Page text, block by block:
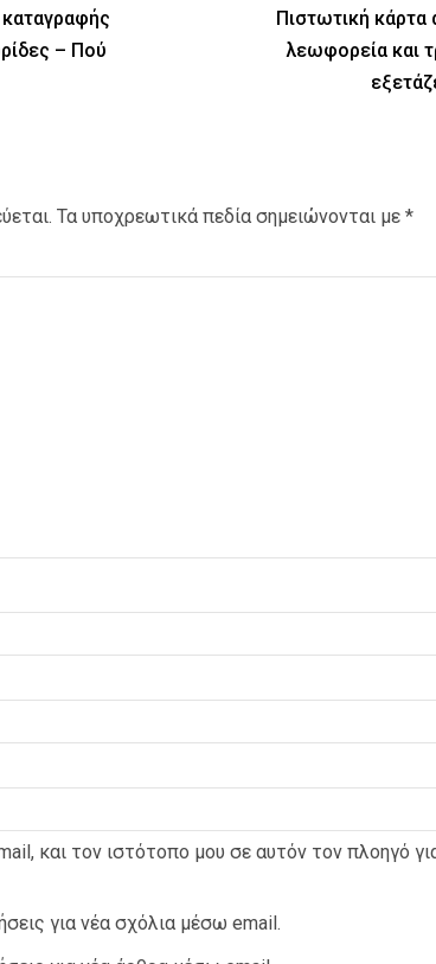
– Πού
Πιστωτική κάρτα
λεωφορεία και
Τα υποχρεωτικά πεδία σημειώνονται με *
και τον ιστότοπο μου σε αυτόν τον πλοηγό
για νέα σχόλια μέσω email.